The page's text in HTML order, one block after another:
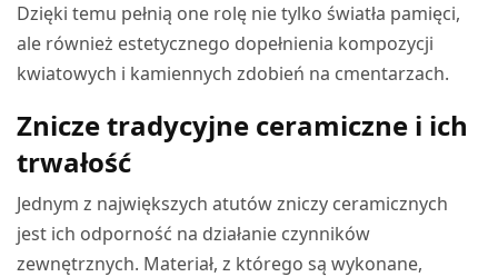
Dzięki temu pełnią one rolę nie tylko światła pamięci,
ale również estetycznego dopełnienia kompozycji
kwiatowych i kamiennych zdobień na cmentarzach.
Znicze tradycyjne ceramiczne i ich
trwałość
Jednym z największych atutów zniczy ceramicznych
jest ich odporność na działanie czynników
zewnętrznych. Materiał, z którego są wykonane,